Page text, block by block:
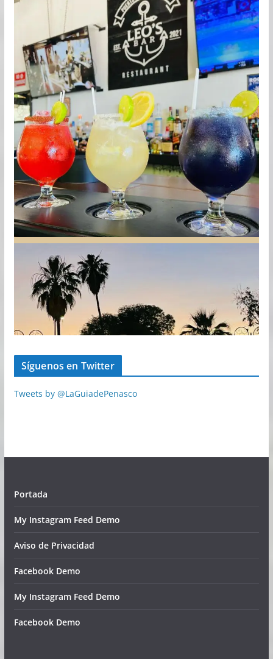
Síguenos en Twitter
Tweets by @LaGuiadePenasco
Portada
My Instagram Feed Demo
Aviso de Privacidad
Facebook Demo
My Instagram Feed Demo
Facebook Demo